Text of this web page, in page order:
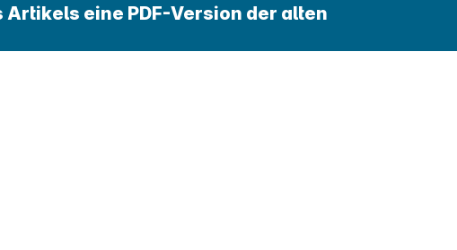
eine PDF-Version der alten